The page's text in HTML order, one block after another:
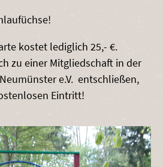
kostet lediglich 25,- €.
zu einer Mitgliedschaft in der
e.V. entschließen,
Eintritt!